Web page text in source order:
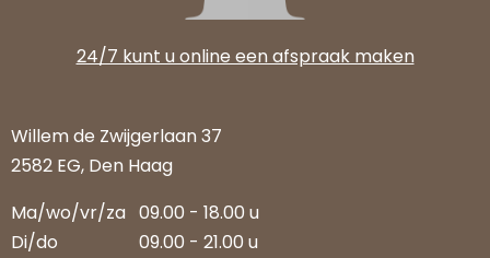
24/7 kunt u online een afspraak maken
Willem de Zwijgerlaan 37
2582 EG, Den Haag
Ma/wo/vr/za 09.00 - 18.00 u
Di/do
09.00 - 21.00 u